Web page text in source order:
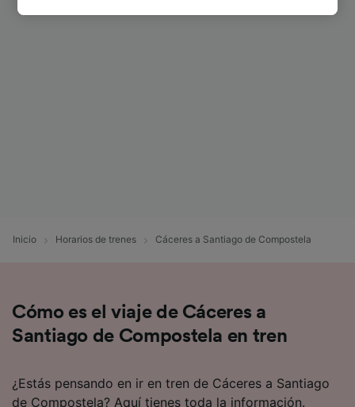
Inicio Horarios de trenes Cáceres a Santiago de Compostela
Cómo es el viaje de Cáceres a
Santiago de Compostela en tren
¿Estás pensando en ir en tren de Cáceres a Santiago
de Compostela? Aquí tienes toda la información.
dispositivo y/o acceder a ella. Publicidad y
contenido personalizados, medición de
Lista de asociados (proveedores)